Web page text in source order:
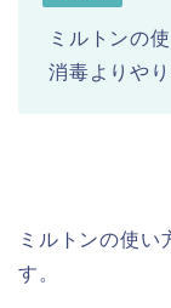
ミルトンの
消毒よりやり
ミルトンの使い
す。